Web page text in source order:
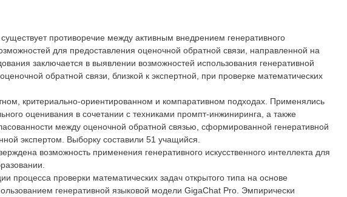
противоречие между активным внедрением генеративного
для предоставления оценочной обратной связи, направленной на
заключается в выявлении возможностей использования генеративной
обратной связи, близкой к экспертной, при проверке математических
критериально-ориентированном и компаративном подходах. Применялись
оценивания в сочетании с техниками промпт-инжиниринга, а также
между оценочной обратной связью, сформированной генеративной
экспертом. Выборку составили 51 учащийся.
возможность применения генеративного искусственного интеллекта для
процесса проверки математических задач открытого типа на основе
генеративной языковой модели GigaChat Pro. Эмпирически